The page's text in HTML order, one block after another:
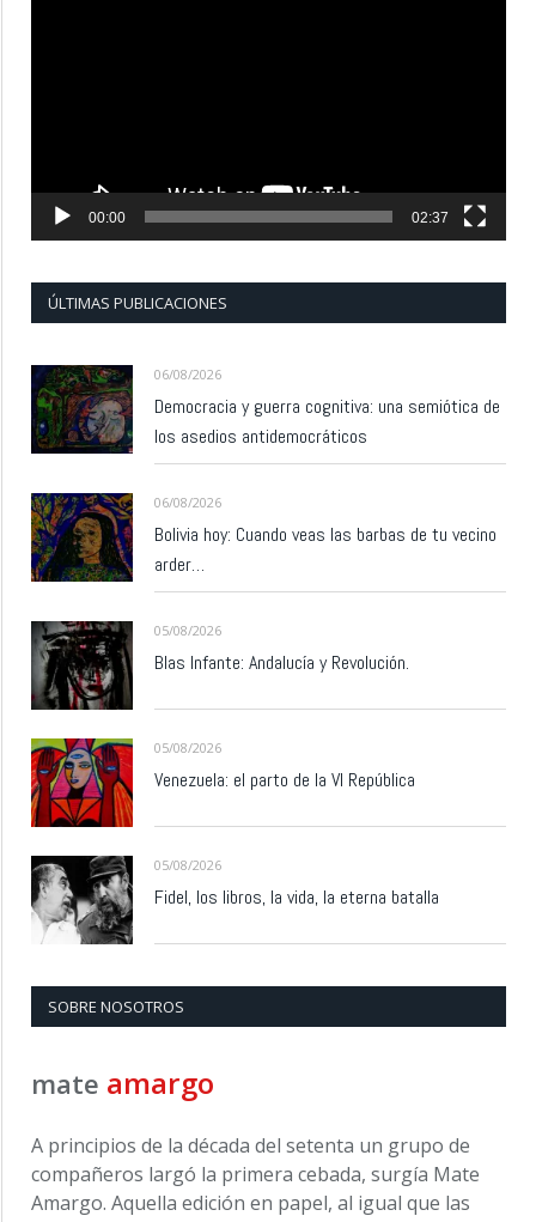
00:00 02:37
ÚLTIMAS PUBLICACIONES
06/08/2026
Democracia y guerra cognitiva: una semiótica de
los asedios antidemocráticos
06/08/2026
Bolivia hoy: Cuando veas las barbas de tu vecino
arder…
05/08/2026
Blas Infante: Andalucía y Revolución.
05/08/2026
Venezuela: el parto de la VI República
05/08/2026
Fidel, los libros, la vida, la eterna batalla
SOBRE NOSOTROS
mate amargo
A principios de la década del setenta un grupo de
compañeros largó la primera cebada, surgía Mate
Amargo. Aquella edición en papel, al igual que las